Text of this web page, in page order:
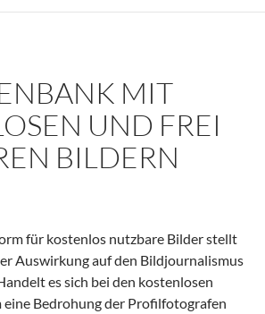
MIT
UND FREI
BILDERN
für kostenlos nutzbare Bilder stellt
Auswirkung auf den Bildjournalismus
es sich bei den kostenlosen
Bedrohung der Profilfotografen